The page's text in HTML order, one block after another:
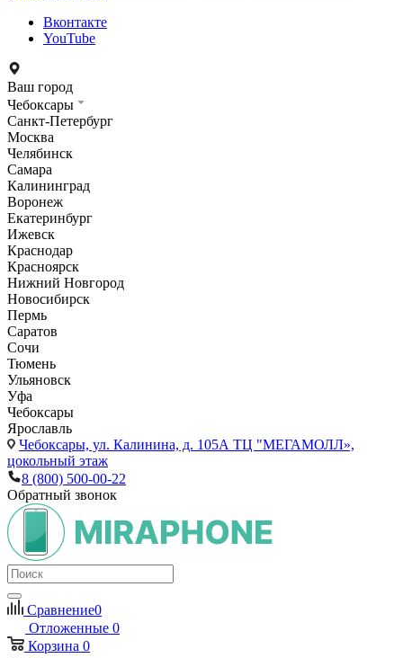
Вконтакте
YouTube
Ваш город
Чебоксары
Санкт-Петербург
Москва
Челябинск
Самара
Калининград
Воронеж
Екатеринбург
Ижевск
Краснодар
Красноярск
Нижний Новгород
Новосибирск
Пермь
Саратов
Сочи
Тюмень
Ульяновск
Уфа
Чебоксары
Ярославль
Чебоксары, ул. Калинина, д. 105А ТЦ "МЕГАМОЛЛ»,
цокольный этаж
8 (800) 500-00-22
Обратный звонок
Сравнение0
Отложенные 0
Корзина 0